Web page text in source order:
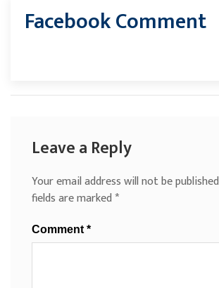
Facebook Comment
Leave a Reply
Your email address will not be
fields are marked*
Comment *